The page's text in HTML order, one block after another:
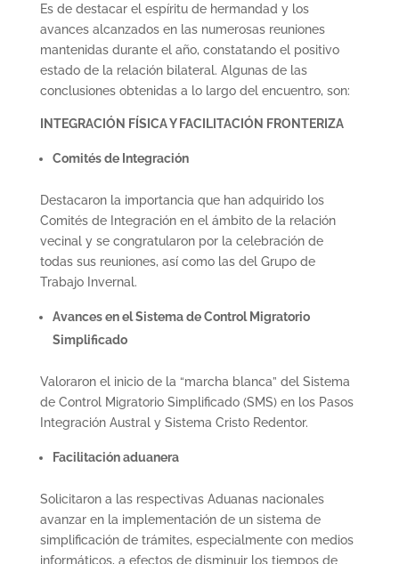
Es de destacar el espíritu de hermandad y los
avances alcanzados en las numerosas reuniones
mantenidas durante el año, constatando el positivo
estado de la relación bilateral. Algunas de las
conclusiones obtenidas a lo largo del encuentro, son:
INTEGRACIÓN FÍSICA Y FACILITACIÓN FRONTERIZA
Comités de Integración
Destacaron la importancia que han adquirido los
Comités de Integración en el ámbito de la relación
vecinal y se congratularon por la celebración de
todas sus reuniones, así como las del Grupo de
Trabajo Invernal.
Avances en el Sistema de Control Migratorio
Simplificado
Valoraron el inicio de la “marcha blanca” del Sistema
de Control Migratorio Simplificado (SMS) en los Pasos
Integración Austral y Sistema Cristo Redentor.
Facilitación aduanera
Solicitaron a las respectivas Aduanas nacionales
avanzar en la implementación de un sistema de
simplificación de trámites, especialmente con medios
informáticos, a efectos de disminuir los tiempos de